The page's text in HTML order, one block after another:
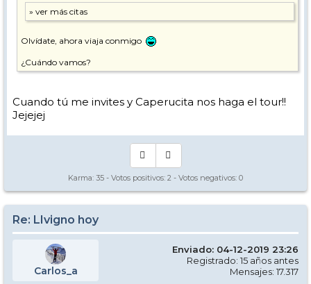
Olvídate, ahora viaja conmigo
¿Cuándo vamos?
Cuando tú me invites y Caperucita nos haga el tour!!
Jejejej
Karma: 35 - Votos positivos: 2 - Votos negativos: 0
Re: LIvigno hoy
Carlos_a
Enviado: 04-12-2019 23:26
Registrado: 15 años antes
Mensajes: 17.317